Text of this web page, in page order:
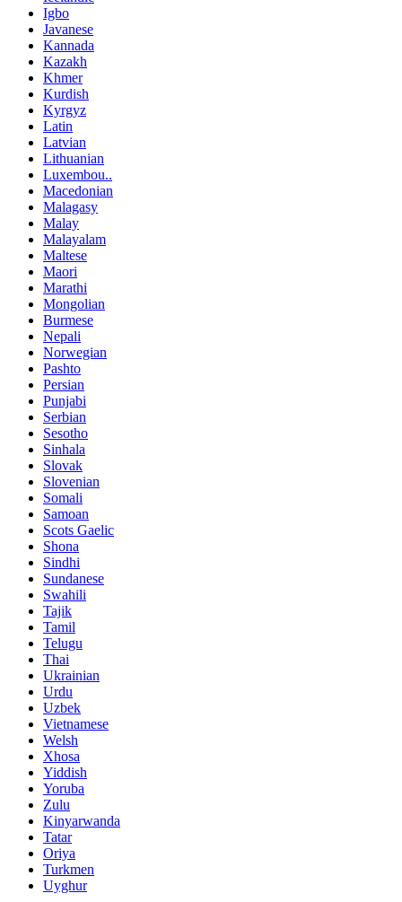
Igbo
Javanese
Kannada
Kazakh
Khmer
Kurdish
Kyrgyz
Latin
Latvian
Lithuanian
Luxembou..
Macedonian
Malagasy
Malay
Malayalam
Maltese
Maori
Marathi
Mongolian
Burmese
Nepali
Norwegian
Pashto
Persian
Punjabi
Serbian
Sesotho
Sinhala
Slovak
Slovenian
Somali
Samoan
Scots Gaelic
Shona
Sindhi
Sundanese
Swahili
Tajik
Tamil
Telugu
Thai
Ukrainian
Urdu
Uzbek
Vietnamese
Welsh
Xhosa
Yiddish
Yoruba
Zulu
Kinyarwanda
Tatar
Oriya
Turkmen
Uyghur